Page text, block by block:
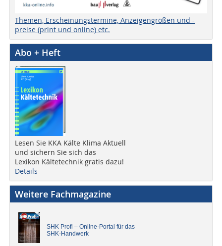
Themen, Erscheinungstermine, Anzeigengrößen und -
preise (print und online) etc.
Abo + Heft
Lesen Sie KKA Kälte Klima Aktuell
und sichern Sie sich das
Lexikon Kältetechnik gratis dazu!
Details
Weitere Fachmagazine
SHK Profi – Online-Portal für das
SHK-Handwerk